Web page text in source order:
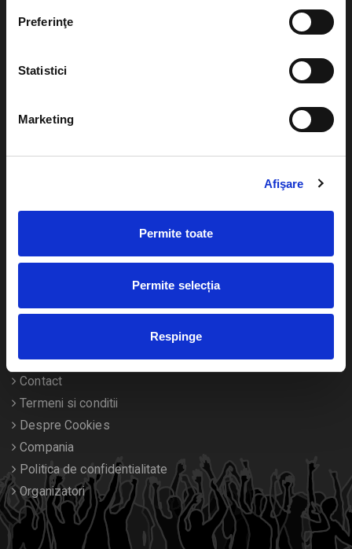
Preferinţe
Statistici
Marketing
Afişare
Permite toate
Permite selecția
Respinge
eBilet printat acasa
Returnare bilete
Concerte si
Sport
Calendar
Contact
Termeni si conditii
Despre Cookies
Compania
Politica de confidentialitate
Organizatori